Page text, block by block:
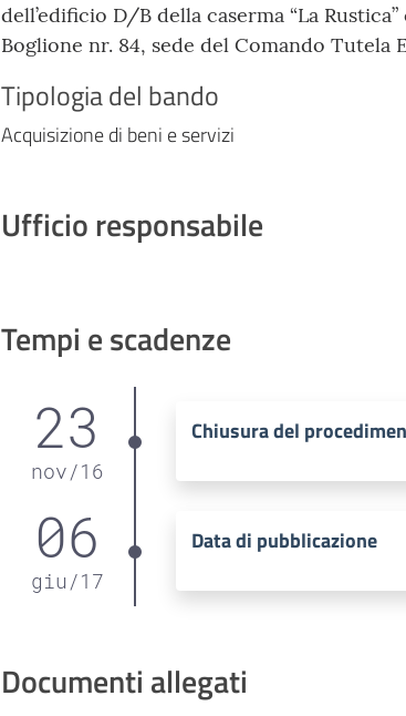
dell’edificio D/B della caserma “La
Boglione nr. 84, sede del Comando Tutela
Tipologia del bando
Acquisizione di beni e servizi
Ufficio responsabile
Tempi e scadenze
23
nov/16
Chiusura del
06
giu /17
Data di pubblicazione
Documenti allegati